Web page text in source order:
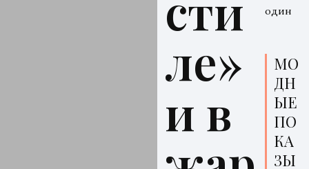
ле»
и в
один
МО
ДН
ЫЕ
ПО
КА
ЗЫ